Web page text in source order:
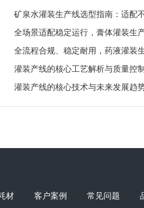
灌装产线的核心工艺解析与质量控
灌装产线的核心技术与未来发展趋
材 客户案例 常见问题